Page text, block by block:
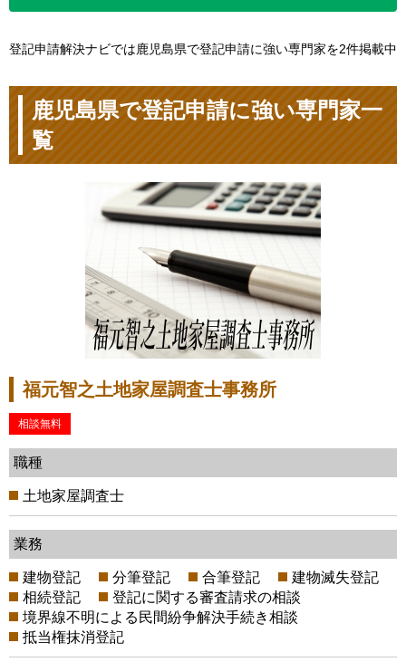
登記申請解決ナビでは鹿児島県で登記申請に強い専門家を2件掲載中
鹿児島県で登記申請に強い専門家一
覧
福元智之土地家屋調査士事務所
相談無料
職種
土地家屋調査士
業務
建物登記 分筆登記 合筆登記
建物滅失登記
相続登記
登記に関する審査請求の相談
境界線不明による民間紛争解決手続き相談
抵当権抹消登記